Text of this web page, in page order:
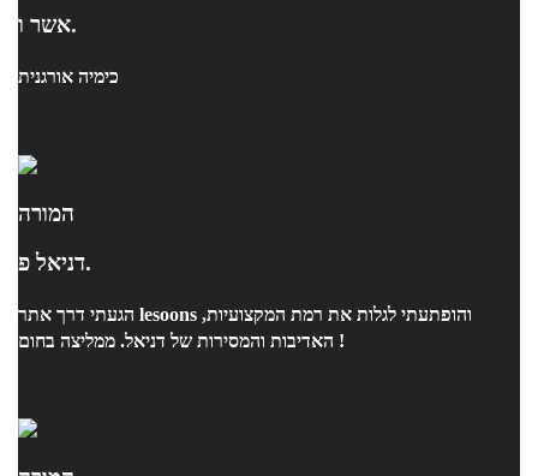
אשר ו.
כימיה אורגנית
המורה
דניאל פ.
הגעתי דרך אתר lesoons והופתעתי לגלות את רמת המקצועיות,
האדיבות והמסירות של דניאל. ממליצה בחום !